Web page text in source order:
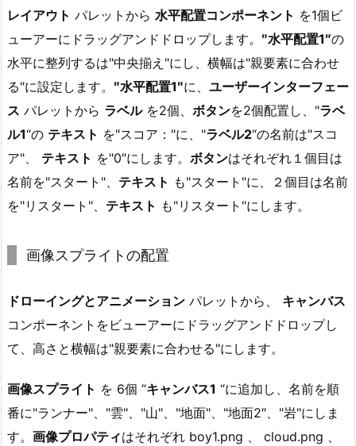
レイアウト パレットから 水平配置コンポーネント を1個ビ
ューアーにドラッグアンドドロップします。 ″水平配置1″の
水平に整列するは"中央揃え"にし、横幅は"親要素に合わせ
る"に設定します。 ″水平配置1″に、 ユーザーインターフェー
ス パレットから ラベルを2個、 ボタンを2個配置し、"ラベ
ル1“の テキスト を"スコア："に、"ラベル2“の名前は"スコ
ア"、 テキスト を"0″にします。 ボタンはそれぞれ１個目は
名前を"スタート"、 テキスト も"スタート"に、２個目は名前
を"リスタート"、 テキスト も"リスタート"にします。
画像スプライトの配置
ドローイングとアニメーション パレットから、 キャンバス
コンポーネントをビューアーにドラッグアンドドロップし
て、高さと横幅は"親要素に合わせる"にします。
画像スプライト を 6個 “キャンバス1 “に追加し、名前を順
番に"ランナー"、"雲"、"山"、"地面"、"地面2″、"岩"にしま
す。 画像プロパティはそれぞれ boy1.png 、 cloud.png 、